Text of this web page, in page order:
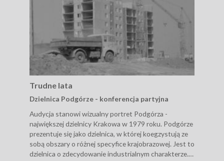
Trudne lata
Dzielnica Podgórze - konferencja partyjna
Audycja stanowi wizualny portret Podgórza -
największej dzielnicy Krakowa w 1979 roku. Podgórze
prezentuje się jako dzielnica, w której koegzystują ze
sobą obszary o różnej specyfice krajobrazowej. Jest to
dzielnica o zdecydowanie industrialnym charakterze.